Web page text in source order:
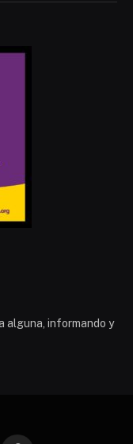
alguna, informando y